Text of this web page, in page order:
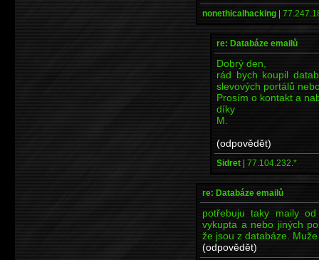
nonethicalhacking |
re: Databáze emailů
Dobrý den,
rád bych koupil
slevových portálů
Prosím o kontakt a
díky
M.
(odpovědět)
Sidret | 77.104.232.*
re: Databáze emailů
potřebuju taky maily
vykupta a nebo jiných
že jsou z databáze.
(odpovědět)